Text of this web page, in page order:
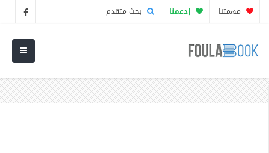
مهمتنا إدعمنا بحث متقدم